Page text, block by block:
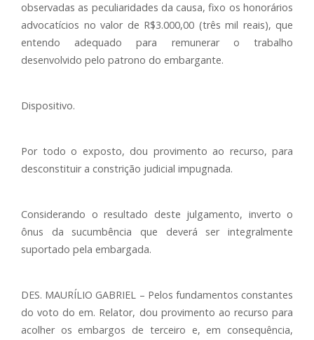
observadas as peculiaridades da causa, fixo os honorários
advocatícios no valor de R$3.000,00 (três mil reais), que
entendo adequado para remunerar o trabalho
desenvolvido pelo patrono do embargante.
Dispositivo.
Por todo o exposto, dou provimento ao recurso, para
desconstituir a constrição judicial impugnada.
Considerando o resultado deste julgamento, inverto o
ônus da sucumbência que deverá ser integralmente
suportado pela embargada.
DES. MAURÍLIO GABRIEL – Pelos fundamentos constantes
do voto do em. Relator, dou provimento ao recurso para
acolher os embargos de terceiro e, em consequência,